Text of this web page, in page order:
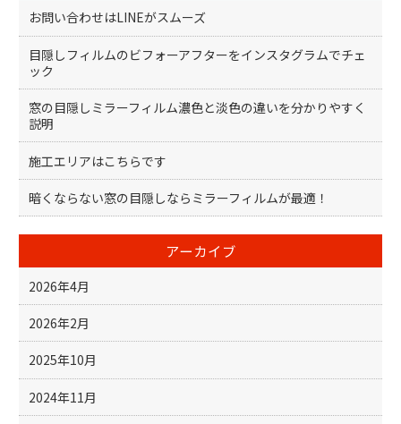
お問い合わせはLINEがスムーズ
目隠しフィルムのビフォーアフターをインスタグラムでチェ
ック
窓の目隠しミラーフィルム濃色と淡色の違いを分かりやすく
説明
施工エリアはこちらです
暗くならない窓の目隠しならミラーフィルムが最適！
アーカイブ
2026年4月
2026年2月
2025年10月
2024年11月